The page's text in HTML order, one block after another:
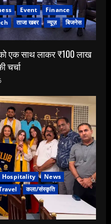
Event
Finance
ताजा खबर न्यूज़ बिजनेस
एक साथ लाकर ₹100 लाख
चर्चा
Hospitality
News
कला/संस्कृति